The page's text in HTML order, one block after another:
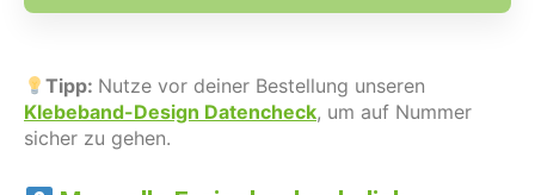
Tipp: Nutze vor deiner Bestellung unseren
Klebeband-Design Datencheck, um auf Nummer
sicher zu gehen.